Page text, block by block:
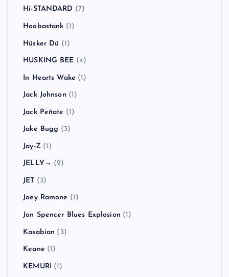
Hi-STANDARD (7)
Hoobastank (1)
Hüsker Dü (1)
HUSKING BEE (4)
In Hearts Wake (1)
Jack Johnson (1)
Jack Peñate (1)
Jake Bugg (3)
Jay-Z(1)
JELLY→ (2)
JET (3)
Joey Ramone (1)
Jon Spencer Blues Explosion (1)
Kasabian (3)
Keane (1)
KEMURI (1)